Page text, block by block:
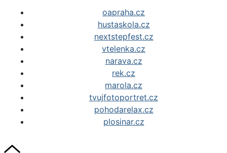
oapraha.cz
hustaskola.cz
nextstepfest.cz
vtelenka.cz
narava.cz
rek.cz
marola.cz
tvujfotoportret.cz
pohodarelax.cz
plosinar.cz